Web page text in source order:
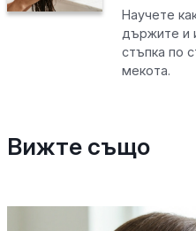
Научете
държите и
стъпка по
мекота.
Вижте също